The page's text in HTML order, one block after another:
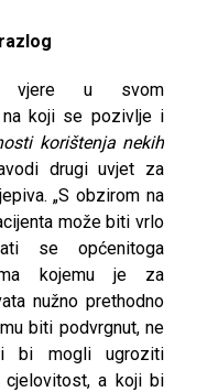
vjere u svom
koji se pozivlje i
korištenja nekih
drugi uvjet za
„S obzirom na
može biti vrlo
se općenitoga
kojemu je za
nužno prethodno
biti podvrgnut, ne
bi mogli ugroziti
cjelovitost, a koji bi